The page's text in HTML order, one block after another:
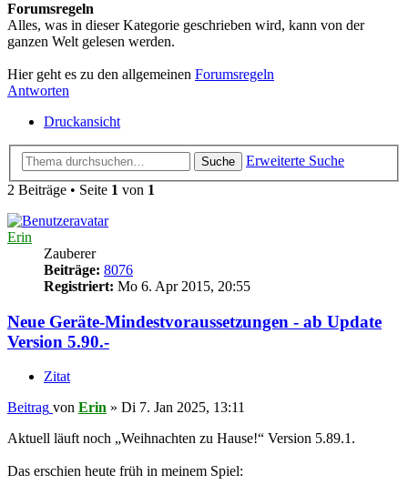
Forumsregeln
Alles, was in dieser Kategorie geschrieben wird, kann von der
ganzen Welt gelesen werden.
Hier geht es zu den allgemeinen Forumsregeln
Antworten
Druckansicht
Suche
Erweiterte Suche
2 Beiträge • Seite 1 von 1
Erin
Zauberer
Beiträge: 8076
Registriert: Mo 6. Apr 2015, 20:55
Neue Geräte-Mindestvoraussetzungen - ab Update
Version 5.90.-
Zitat
Beitrag von Erin » Di 7. Jan 2025, 13:11
Aktuell läuft noch „Weihnachten zu Hause!“ Version 5.89.1.
Das erschien heute früh in meinem Spiel: